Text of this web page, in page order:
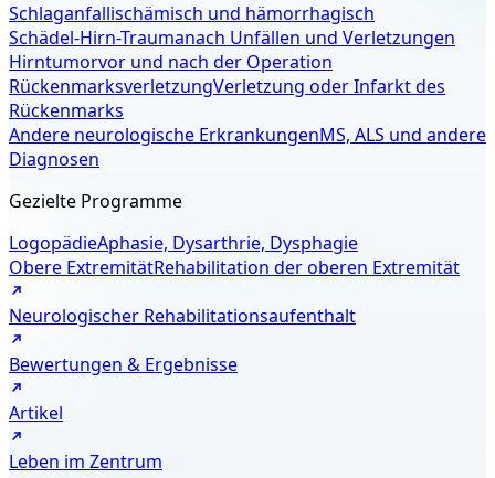
Schlaganfallischämisch und hämorrhagisch
Schädel-Hirn-Traumanach Unfällen und Verletzungen
Hirntumorvor und nach der Operation
RückenmarksverletzungVerletzung oder Infarkt des
Rückenmarks
Andere neurologische ErkrankungenMS, ALS und andere
Diagnosen
Gezielte Programme
LogopädieAphasie, Dysarthrie, Dysphagie
Obere ExtremitätRehabilitation der oberen Extremität
Neurologischer Rehabilitationsaufenthalt
Bewertungen & Ergebnisse
Artikel
Leben im Zentrum